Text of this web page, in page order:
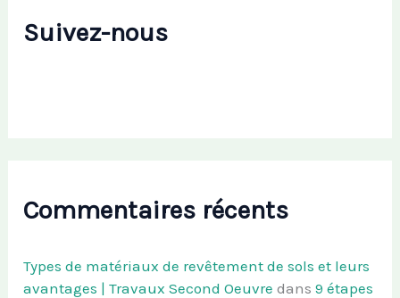
Suivez-nous
Commentaires récents
Types de matériaux de revêtement de sols et leurs
avantages | Travaux Second Oeuvre dans9 étapes